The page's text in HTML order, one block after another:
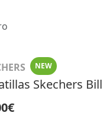
NEW
Skechers